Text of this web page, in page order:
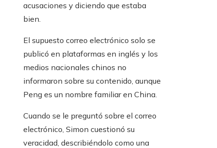
acusaciones y diciendo que estaba
bien.
El supuesto correo electrónico solo se
publicó en plataformas en inglés y los
medios nacionales chinos no
informaron sobre su contenido, aunque
Peng es un nombre familiar en China.
Cuando se le preguntó sobre el correo
electrónico, Simon cuestionó su
veracidad, describiéndolo como una